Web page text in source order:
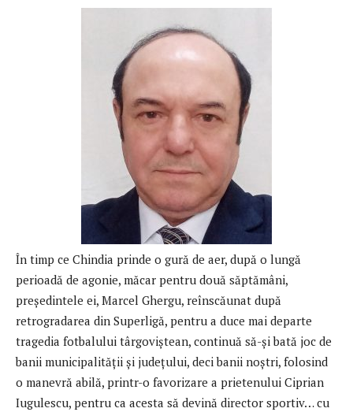
În timp ce Chindia prinde o gură de aer, după o lungă
perioadă de agonie, măcar pentru două săptămâni,
președintele ei, Marcel Ghergu, reînscăunat după
retrogradarea din Superligă, pentru a duce mai departe
tragedia fotbalului târgoviștean, continuă să-și bată joc de
banii municipalității și județului, deci banii noștri, folosind
o manevră abilă, printr-o favorizare a prietenului Ciprian
Iugulescu, pentru ca acesta să devină director sportiv… cu